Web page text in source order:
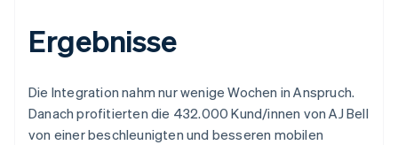
Ergebnisse
Die Integration nahm nur wenige Wochen in Anspruch.
Danach profitierten die 432.000 Kund/innen von AJ Bell
von einer beschleunigten und besseren mobilen